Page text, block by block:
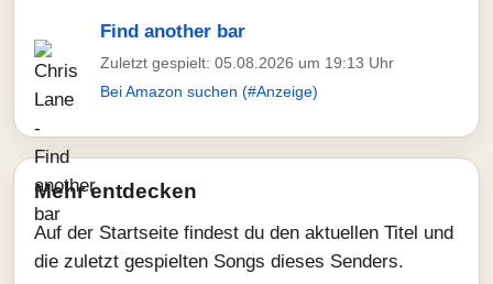
Find another bar
Zuletzt gespielt: 05.08.2026 um 19:13 Uhr
Bei Amazon suchen (#Anzeige)
Mehr entdecken
Auf der Startseite findest du den aktuellen Titel und
die zuletzt gespielten Songs dieses Senders.